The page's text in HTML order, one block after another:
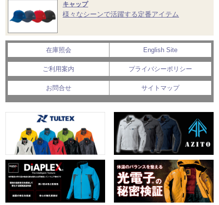
キャップ
様々なシーンで活躍する定番アイテム
在庫照会 English Site
ご利用案内 プライバシーポリシー
お問合せ サイトマップ